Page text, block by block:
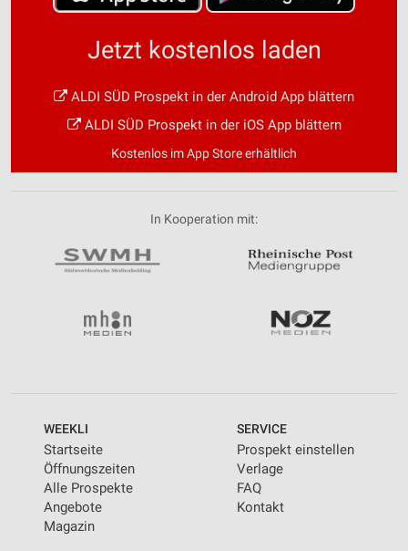
Jetzt kostenlos laden
ALDI SÜD Prospekt in der Android App blättern
ALDI SÜD Prospekt in der iOS App blättern
Kostenlos im App Store erhältlich
In Kooperation mit:
WEEKLI
Startseite
Öffnungszeiten
Alle Prospekte
Angebote
Magazin
SERVICE
Prospekt einstellen
Verlage
FAQ
Kontakt